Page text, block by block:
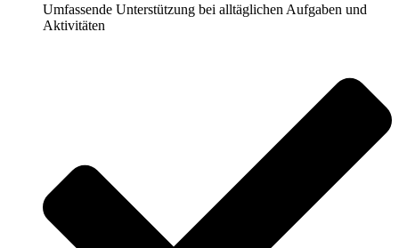
Umfassende Unterstützung bei alltäglichen Aufgaben und
Aktivitäten